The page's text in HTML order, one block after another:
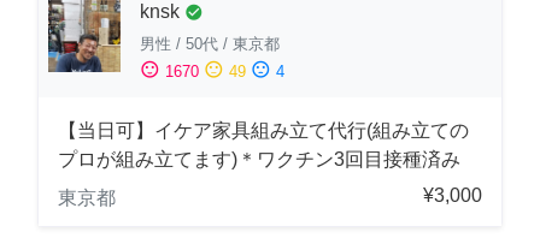
knsk check_circle
男性 / 50代 / 東京都
sentiment_satisfied 1670 sentiment_neutral 49 sentiment_dissatisfied 4
【当日可】イケア家具組み立て代行(組み立ての
プロが組み立てます)＊ワクチン3回目接種済み
東京都
¥3,000